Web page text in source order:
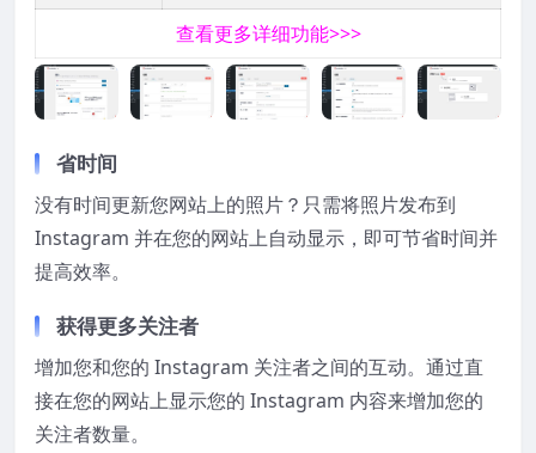
查看更多详细功能>>>
省时间
没有时间更新您网站上的照片？只需将照片发布到
Instagram 并在您的网站上自动显示，即可节省时间并
提高效率。
获得更多关注者
增加您和您的 Instagram 关注者之间的互动。通过直
接在您的网站上显示您的 Instagram 内容来增加您的
关注者数量。